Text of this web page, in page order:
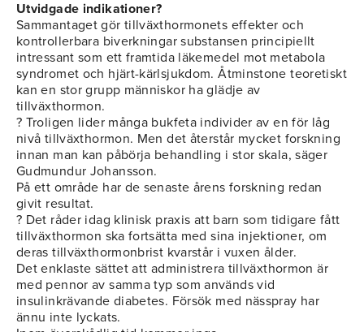
Utvidgade indikationer?
Sammantaget gör tillväxthormonets effekter och
kontrollerbara biverkningar substansen principiellt
intressant som ett framtida läkemedel mot metabola
syndromet och hjärt-kärlsjukdom. Åtminstone teoretiskt
kan en stor grupp människor ha glädje av
tillväxthormon.
? Troligen lider många bukfeta individer av en för låg
nivå tillväxthormon. Men det återstår mycket forskning
innan man kan påbörja behandling i stor skala, säger
Gudmundur Johansson.
På ett område har de senaste årens forskning redan
givit resultat.
? Det råder idag klinisk praxis att barn som tidigare fått
tillväxthormon ska fortsätta med sina injektioner, om
deras tillväxthormonbrist kvarstår i vuxen ålder.
Det enklaste sättet att administrera tillväxthormon är
med pennor av samma typ som används vid
insulinkrävande diabetes. Försök med nässpray har
ännu inte lyckats.